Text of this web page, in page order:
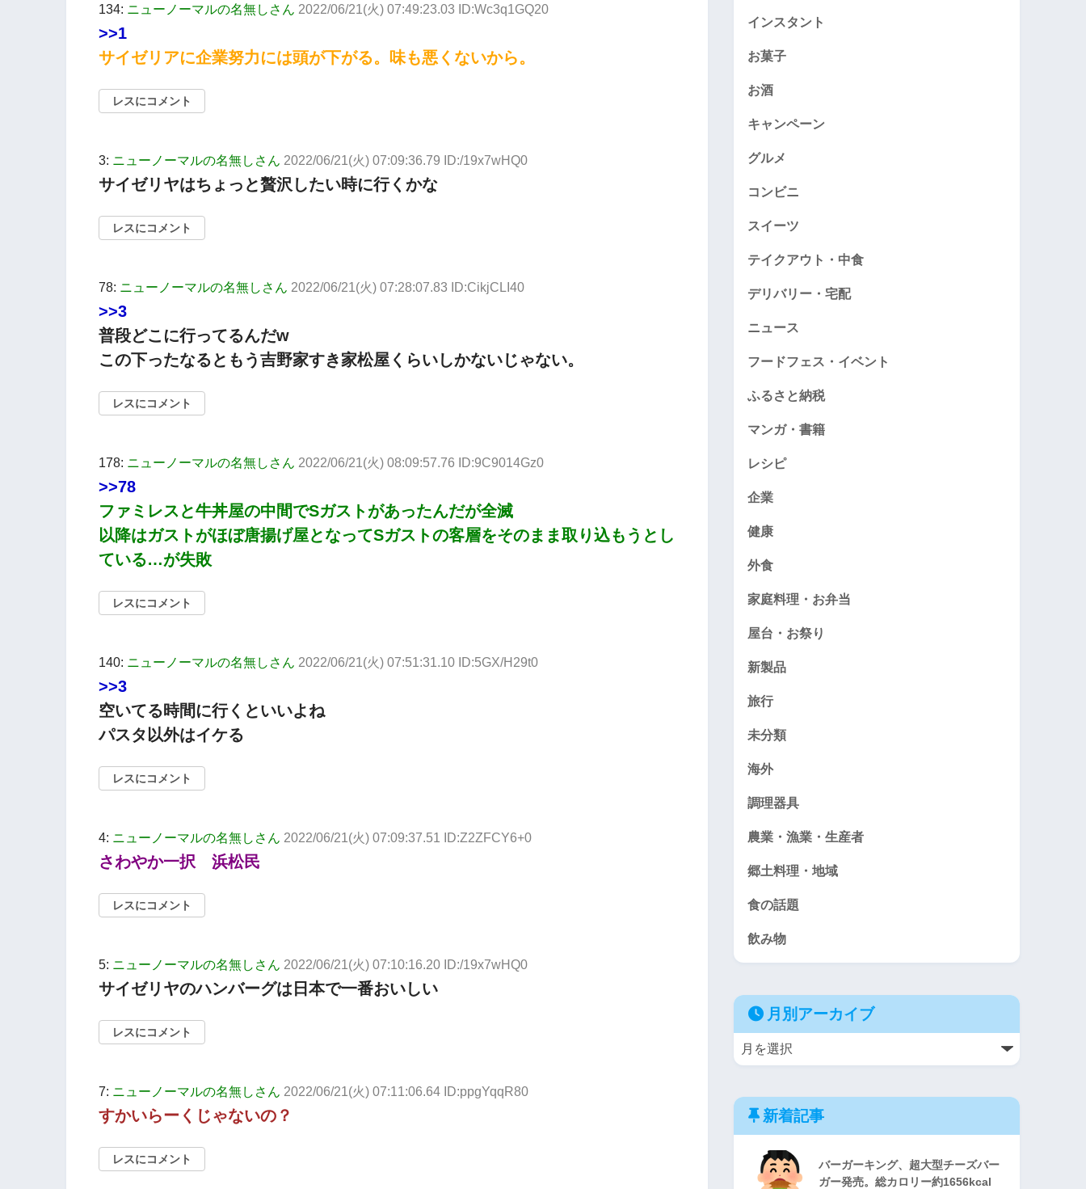
134: ニューノーマルの名無しさん 2022/06/21(火) 07:49:23.03 ID:Wc3q1GQ20
>>1
サイゼリアに企業努力には頭が下がる。味も悪くないから。
レスにコメント
3: ニューノーマルの名無しさん 2022/06/21(火) 07:09:36.79 ID:/19x7wHQ0
サイゼリヤはちょっと贅沢したい時に行くかな
レスにコメント
78: ニューノーマルの名無しさん 2022/06/21(火) 07:28:07.83 ID:CikjCLI40
>>3
普段どこに行ってるんだw
この下ったなるともう吉野家すき家松屋くらいしかないじゃない。
レスにコメント
178: ニューノーマルの名無しさん 2022/06/21(火) 08:09:57.76 ID:9C9014Gz0
>>78
ファミレスと牛丼屋の中間でSガストがあったんだが全滅
以降はガストがほぼ唐揚げ屋となってSガストの客層をそのまま取り込もうとし
ている…が失敗
レスにコメント
140: ニューノーマルの名無しさん 2022/06/21(火) 07:51:31.10 ID:5GX/H29t0
>>3
空いてる時間に行くといいよね
パスタ以外はイケる
レスにコメント
4: ニューノーマルの名無しさん 2022/06/21(火) 07:09:37.51 ID:Z2ZFCY6+0
さわやか一択 浜松民
レスにコメント
5: ニューノーマルの名無しさん 2022/06/21(火) 07:10:16.20 ID:/19x7wHQ0
サイゼリヤのハンバーグは日本で一番おいしい
レスにコメント
7: ニューノーマルの名無しさん 2022/06/21(火) 07:11:06.64 ID:ppgYqqR80
すかいらーくじゃないの？
レスにコメント
インスタント
お菓子
お酒
キャンペーン
グルメ
コンビニ
スイーツ
テイクアウト・中食
デリバリー・宅配
ニュース
フードフェス・イベント
ふるさと納税
マンガ・書籍
レシピ
企業
健康
外食
家庭料理・お弁当
屋台・お祭り
新製品
旅行
未分類
海外
調理器具
農業・漁業・生産者
郷土料理・地域
食の話題
飲み物
月別アーカイブ
新着記事
バーガーキング、超大型チーズバー
ガー発売。総カロリー約1656kcal